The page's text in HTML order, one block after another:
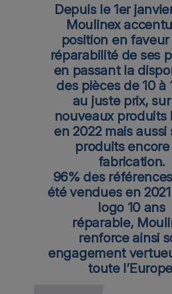
Depuis le 1er
Moulinex
position en
réparabilité de ses
en passant la
des pièces de 10 à
au juste prix,
nouveaux produits
en 2022 mais aussi
produits
fabrication.
96% des
été vendues en
logo 10 ans
réparable,
renforce ainsi
engagement
toute